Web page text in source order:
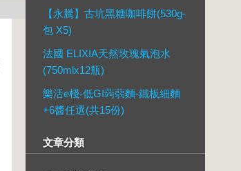
【永騰】古坑黑糖咖啡餅(530g-
包 X5)
法國 ELIXIA天然玫瑰氣泡水
(750mlx12瓶)
樂活e棧-低GI蒟蒻麵-鐵板細麵
+6醬任選(共15份)
文章分類